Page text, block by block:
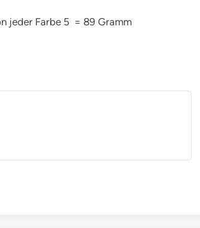
jeder Farbe 5 = 89 Gramm